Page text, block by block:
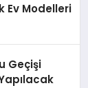
Ev Modelleri
Geçişi